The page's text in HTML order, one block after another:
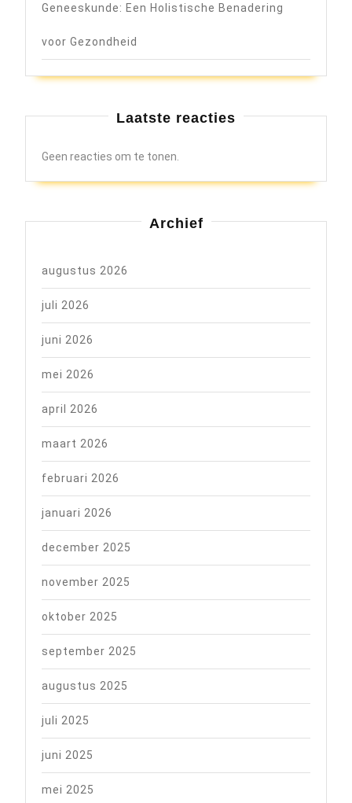
Geneeskunde: Een Holistische Benadering
voor Gezondheid
Laatste reacties
Geen reacties om te tonen.
Archief
augustus 2026
juli 2026
juni 2026
mei 2026
april 2026
maart 2026
februari 2026
januari 2026
december 2025
november 2025
oktober 2025
september 2025
augustus 2025
juli 2025
juni 2025
mei 2025